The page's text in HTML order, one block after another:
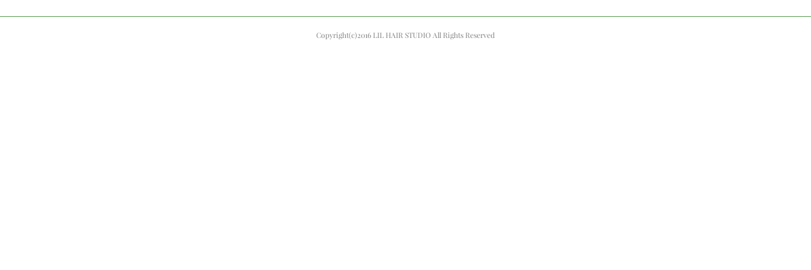
Copyright(c)2016 LIL HAIR STUDIO All Rights Reserved